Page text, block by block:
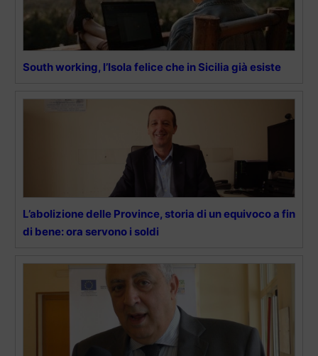
South working, l’Isola felice che in Sicilia già esiste
L’abolizione delle Province, storia di un equivoco a fin
di bene: ora servono i soldi